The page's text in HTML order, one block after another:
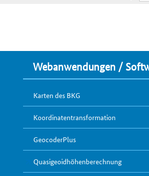
Webanwendungen /
Karten des BKG
Koordinatentransformation
GeocoderPlus
Quasigeoidhöhenberechnung